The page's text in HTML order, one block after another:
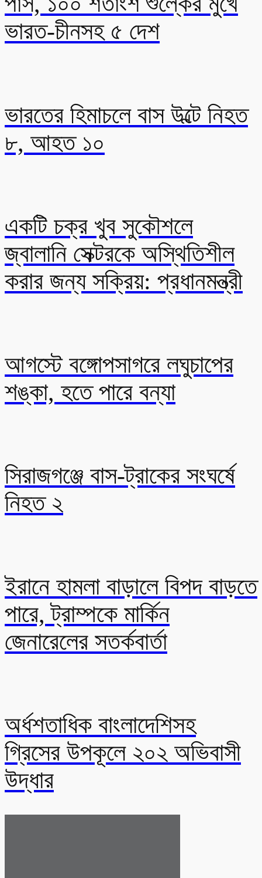
ভারত-চীনসহ ৫ দেশ
ভারতের হিমাচলে বাস উল্টে নিহত
৮, আহত ১০
একটি চক্র খুব সুকৌশলে
জ্বালানি সেক্টরকে অস্থিতিশীল
করার জন্য সক্রিয়: প্রধানমন্ত্রী
আগস্টে বঙ্গোপসাগরে লঘুচাপের
শঙ্কা, হতে পারে বন্যা
সিরাজগঞ্জে বাস-ট্রাকের সংঘর্ষে
নিহত ২
ইরানে হামলা বাড়ালে বিপদ বাড়তে
পারে, ট্রাম্পকে মার্কিন
জেনারেলের সতর্কবার্তা
অর্ধশতাধিক বাংলাদেশিসহ
গ্রিসের উপকূলে ২০২ অভিবাসী
উদ্ধার